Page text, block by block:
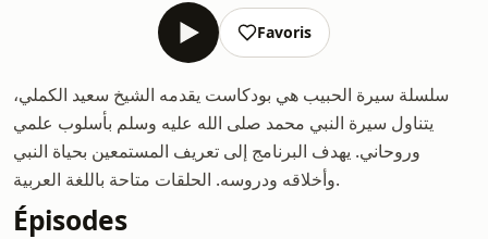
Favoris
سلسلة سيرة الحبيب هي بودكاست يقدمه الشيخ سعيد الكملي،
يتناول سيرة النبي محمد صلى الله عليه وسلم بأسلوب علمي
وروحاني. يهدف البرنامج إلى تعريف المستمعين بحياة النبي
وأخلاقه ودروسه. الحلقات متاحة باللغة العربية.
Épisodes